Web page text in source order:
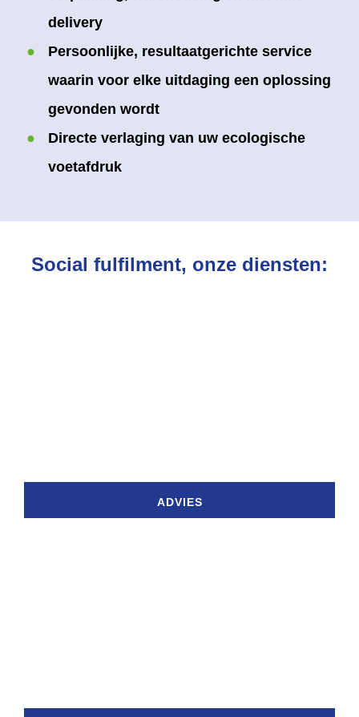
delivery
Persoonlijke, resultaatgerichte service
waarin voor elke uitdaging een oplossing
gevonden wordt
Directe verlaging van uw ecologische
voetafdruk
Social fulfilment, onze diensten:
ADVIES